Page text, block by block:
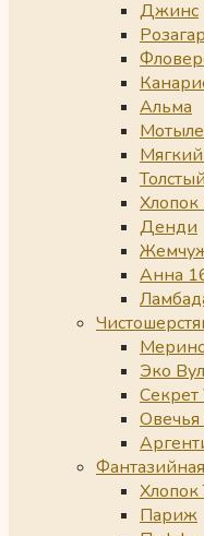
Джинс
Альма
Денди
Анна
Эко Вул
Секрет
Хлопок
Париж